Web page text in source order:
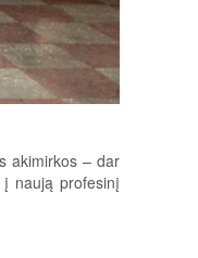
akimirkos – dar
naują profesinį